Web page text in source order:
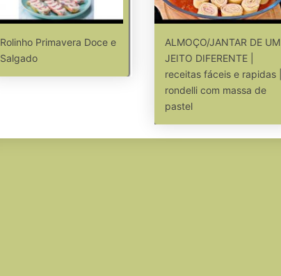
Rolinho Primavera Doce e
Salgado
ALMOÇO/JANTAR DE UM
JEITO DIFERENTE |
receitas fáceis e rapidas |
rondelli com massa de
pastel